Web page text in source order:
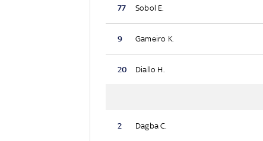
77 Sobol E.
9 Gameiro K.
20 Diallo H.
2 Dagba C.